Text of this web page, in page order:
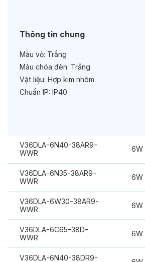
Chức năng:
Thông tin chung
Màu vỏ: Trắng
Màu chóa đèn: Trắng
Vật liệu: Hợp kim nhôm
Chuẩn IP: IP40
V36DLA-6N40-38AR9-
WWR
6W
V36DLA-6N35-38AR9-
WWR
6W
V36DLA-6W30-38AR9-
WWR
6W
V36DLA-6C65-38D-
WWR
6W
V36DLA-6N40-38DR9-